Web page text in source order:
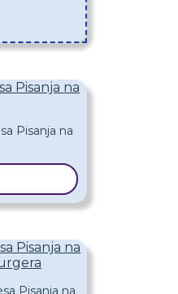
Pisanja na
Pisanja na